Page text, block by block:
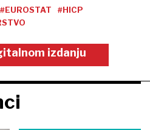
#EUROSTAT
#HICP
izdanju